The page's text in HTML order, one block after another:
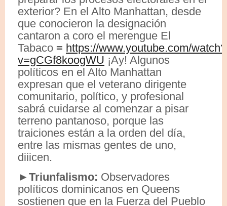
exterior? En el Alto Manhattan, desde
que conocieron la designación
cantaron a coro el merengue El
Tabaco = https://www.youtube.com/watch?
v=gCGf8koogWU ¡Ay! Algunos
políticos en el Alto Manhattan
expresan que el veterano dirigente
comunitario, político, y profesional
sabrá cuidarse al comenzar a pisar
terreno pantanoso, porque las
traiciones están a la orden del día,
entre las mismas gentes de uno,
diiicen.
►Triunfalismo: Observadores
políticos dominicanos en Queens
sostienen que en la Fuerza del Pueblo